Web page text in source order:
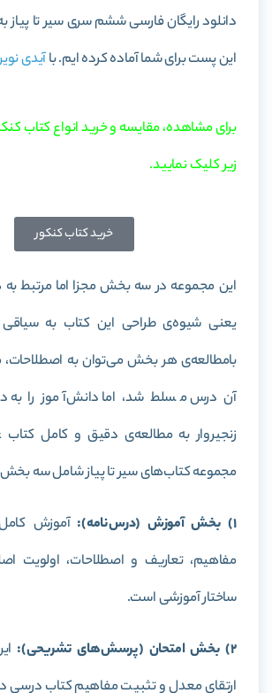
این پست برای شما آماده کرده ایم. باآیدی
برای مشاهده، مقایسه و خرید انواع کتاب
زیر کلیک نمایید.
خرید کتاب کنکور
این مجموعه در سه بخش مجزا اما مرتبط
یعنی شیوه‌ی طراحی این کتاب به
بامطالعه‌ی هر بخش می‌توان به
آن درس مسلط شد، اما دانش‌آموز را به
زنجیروار به مطالعه‌ی دقیق و کامل کتاب
مجموعه کتاب‌های سیر تا پیاز شامل سه
1) بخش آموزش (درس‌نامه):
آموزش
مفاهیم، تعاریف و اصطلاحات، اولویت
ساختار آموزشی است.
2) بخش امتحان (پرسش‌های تشریحی):
ارتقای معدل و تثبیت مفاهیم کتاب درسی